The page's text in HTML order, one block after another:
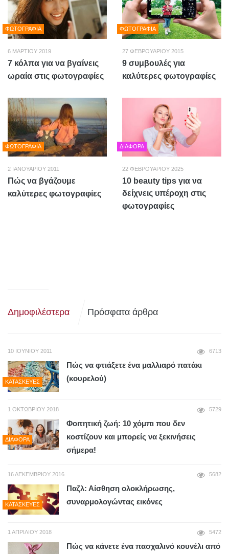
ΦΩΤΟΓΡΑΦΊΑ
6 ΜΑΡΤΊΟΥ 2019
7 κόλπα για να βγαίνεις
ωραία στις φωτογραφίες
ΦΩΤΟΓΡΑΦΊΑ
27 ΦΕΒΡΟΥΑΡΊΟΥ 2015
9 συμβουλές για
καλύτερες φωτογραφίες
ΦΩΤΟΓΡΑΦΊΑ
2 ΙΑΝΟΥΑΡΊΟΥ 2011
Πώς να βγάζουμε
καλύτερες φωτογραφίες
ΔΙΆΦΟΡΑ
22 ΦΕΒΡΟΥΑΡΊΟΥ 2025
10 beauty tips για να
δείχνεις υπέροχη στις
φωτογραφίες
Δημοφιλέστερα Πρόσφατα άρθρα
10 ΙΟΥΝΊΟΥ 2011 6713
ΚΑΤΑΣΚΕΥΈΣ
Πώς να φτιάξετε ένα μαλλιαρό πατάκι
(κουρελού)
1 ΟΚΤΩΒΡΊΟΥ 2018 5729
ΔΙΆΦΟΡΑ
Φοιτητική ζωή: 10 χόμπι που δεν
κοστίζουν και μπορείς να ξεκινήσεις
σήμερα!
16 ΔΕΚΕΜΒΡΊΟΥ 2016 5682
ΚΑΤΑΣΚΕΥΈΣ
Παζλ: Αίσθηση ολοκλήρωσης,
συναρμολογώντας εικόνες
1 ΑΠΡΙΛΊΟΥ 2018 5472
Πώς να κάνετε ένα πασχαλινό κουνέλι από